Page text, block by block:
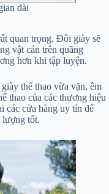
dài
quan trọng. Đôi giày sẽ
vật cản trên quãng
hơn khi tập luyện.
thể thao vừa vặn, êm
thao của các thương hiệu
các cửa hàng uy tín để
lượng tốt.